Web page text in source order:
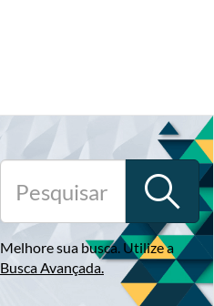
Melhore sua busca. Utilize a
Busca Avançada.